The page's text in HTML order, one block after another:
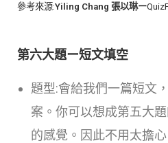
參考來源:Yiling Chang 張以琳ー
第六大題ー短文填空
題型:會給我們一篇短文
案。你可以想成第五大
的感覺。因此不用太擔